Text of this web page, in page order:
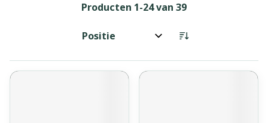
Producten 1-24van 39
Sorteer op: